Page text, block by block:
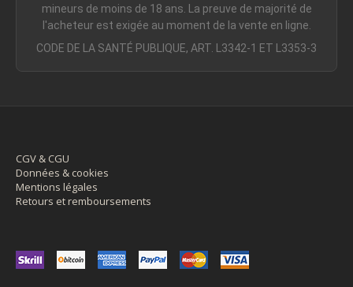
mineurs de moins de 18 ans. La preuve de majorité de
l'acheteur est exigée au moment de la vente en ligne.
CODE DE LA SANTÉ PUBLIQUE, ART. L3342-1 ET L3353-3
CGV & CGU
Données & cookies
Mentions légales
Retours et remboursements